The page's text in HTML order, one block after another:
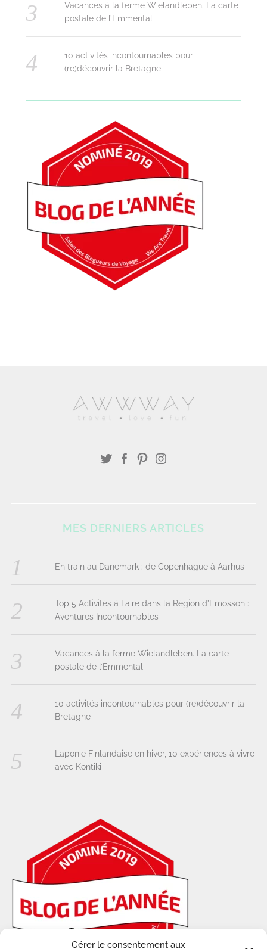
Gérer le consentement aux
Vacances à la ferme Wielandleben. La carte
postale de l’Emmental
10 activités incontournables pour
(re)découvrir la Bretagne
MES DERNIERS ARTICLES
En train au Danemark : de Copenhague à Aarhus
Top 5 Activités à Faire dans la Région d’Emosson :
Aventures Incontournables
Vacances à la ferme Wielandleben. La carte
postale de l’Emmental
10 activités incontournables pour (re)découvrir la
Bretagne
Laponie Finlandaise en hiver, 10 expériences à vivre
avec Kontiki